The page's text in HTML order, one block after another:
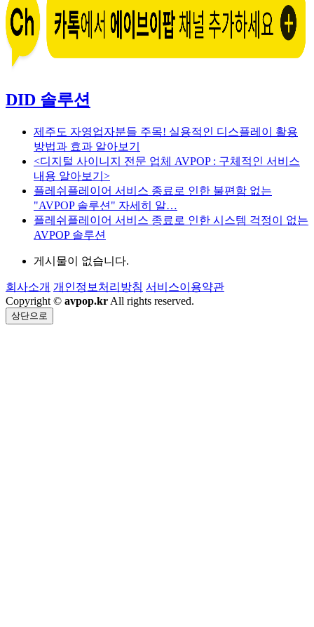
DID 솔루션
제주도 자영업자분들 주목! 실용적인 디스플레이 활용
방법과 효과 알아보기
<디지털 사이니지 전문 업체 AVPOP : 구체적인 서비스
내용 알아보기>
플레쉬플레이어 서비스 종료로 인한 불편함 없는
"AVPOP 솔루션" 자세히 알…
플레쉬플레이어 서비스 종료로 인한 시스템 걱정이 없는
AVPOP 솔루션
게시물이 없습니다.
회사소개 개인정보처리방침 서비스이용약관
Copyright © avpop.kr All rights reserved.
상단으로